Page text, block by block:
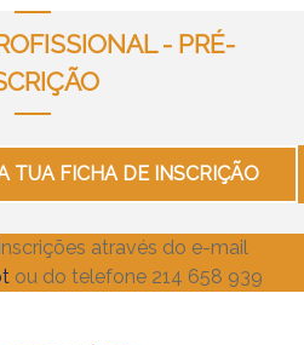
- PRÉ-
TUA FICHA DE INSCRIÇÃO
através do e-mail
ou do telefone 214 658 939